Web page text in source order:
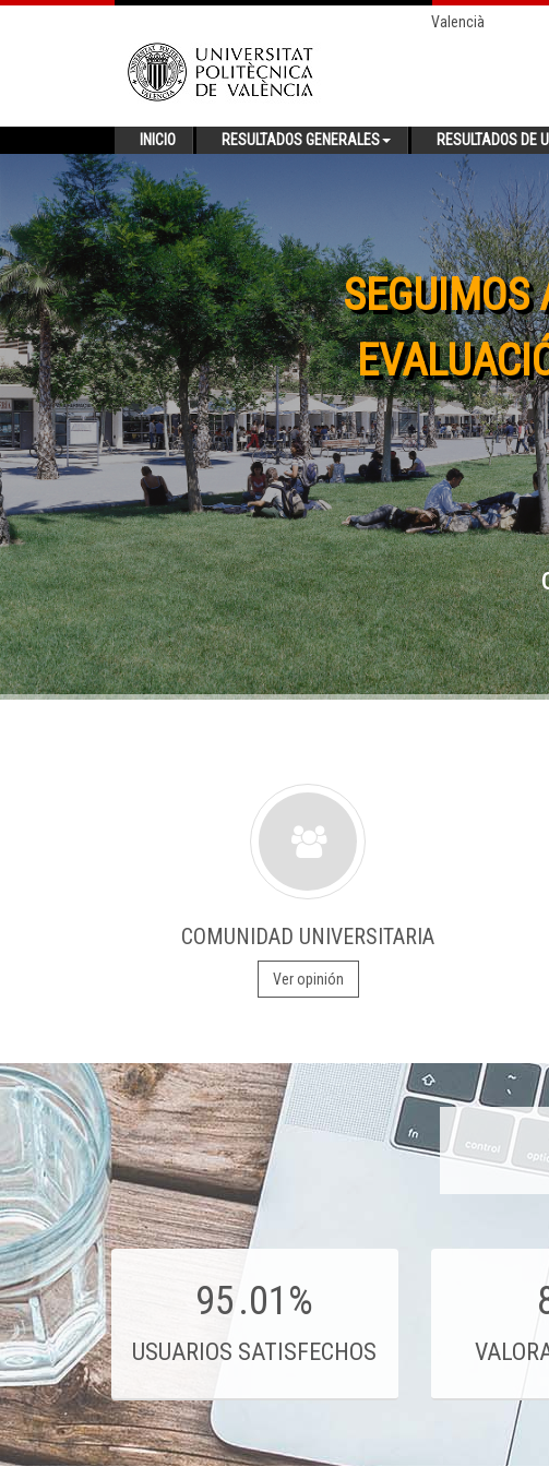
Valencià
INICIO RESULTADOS GENERALES RESULTADOS DE
SEGUIMOS
COMUNIDAD UNIVERSITARIA
Ver opinión
95.01%
USUARIOS SATISFECHOS